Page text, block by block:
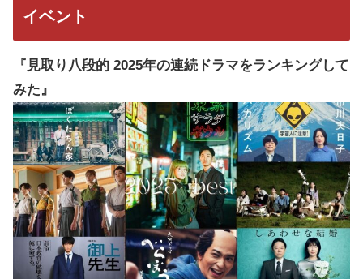
イベント
『見取り八段的 2025年の連続ドラマをランキングして
みた』